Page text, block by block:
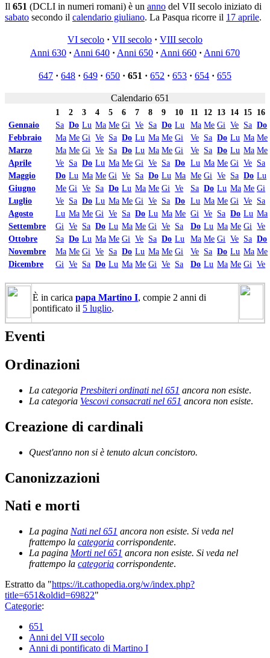
Il 651 (DCLI in numeri romani) è un anno del VII secolo iniziato di
sabato secondo il calendario giuliano. La Pasqua ricorre il 17 aprile.
VI secolo · VII secolo · VIII secolo
Anni 630 · Anni 640 · Anni 650 · Anni 660 · Anni 670
647 · 648 · 649 · 650 · 651 · 652 · 653 · 654 · 655
Calendario 651
1 2 3 4 5 6 7 8 9 10 11 12 13 14 15 16
Gennaio
Sa Do Lu Ma Me Gi Ve Sa Do Lu Ma Me Gi Ve Sa Do
Febbraio
Ma Me Gi Ve Sa Do Lu Ma Me Gi Ve Sa Do Lu Ma Me
Marzo
Ma Me Gi Ve Sa Do Lu Ma Me Gi Ve Sa Do Lu Ma Me
Aprile
Ve Sa Do Lu Ma Me Gi Ve Sa Do Lu Ma Me Gi Ve Sa
Maggio
Do Lu Ma Me Gi Ve Sa Do Lu Ma Me Gi Ve Sa Do Lu
Giugno
Me Gi Ve Sa Do Lu Ma Me Gi Ve Sa Do Lu Ma Me Gi
Luglio
Ve Sa Do Lu Ma Me Gi Ve Sa Do Lu Ma Me Gi Ve Sa
Agosto
Lu Ma Me Gi Ve Sa Do Lu Ma Me Gi Ve Sa Do Lu Ma
Settembre
Gi Ve Sa Do Lu Ma Me Gi Ve Sa Do Lu Ma Me Gi Ve
Ottobre
Sa Do Lu Ma Me Gi Ve Sa Do Lu Ma Me Gi Ve Sa Do
Novembre
Ma Me Gi Ve Sa Do Lu Ma Me Gi Ve Sa Do Lu Ma Me
Dicembre
Gi Ve Sa Do Lu Ma Me Gi Ve Sa Do Lu Ma Me Gi Ve
È in carica papa Martino I, compie 2 anni di
pontificato il 5 luglio.
Eventi
Ordinazioni
La categoria Presbiteri ordinati nel 651 ancora non esiste.
La categoria Vescovi consacrati nel 651 ancora non esiste.
Creazione di cardinali
Quest'anno non si è tenuto alcun concistoro.
Canonizzazioni
Nati e morti
La pagina Nati nel 651 ancora non esiste. Si veda nel
frattempo la categoria corrispondente.
La pagina Morti nel 651 ancora non esiste. Si veda nel
frattempo la categoria corrispondente.
Estratto da "https://it.cathopedia.org/w/index.php?
title=651&oldid=69822"
Categorie:
651
Anni del VII secolo
Anni di pontificato di Martino I